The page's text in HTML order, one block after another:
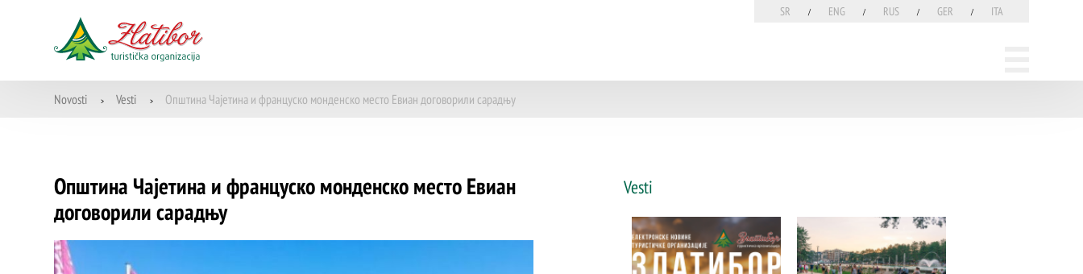
SR ENG RUS GER ITA
Novosti > Vesti > Општина Чајетина и француско монденско место Евиан договорили сарадњу
Општина Чајетина и француско монденско место Евиан
договорили сарадњу
Vesti